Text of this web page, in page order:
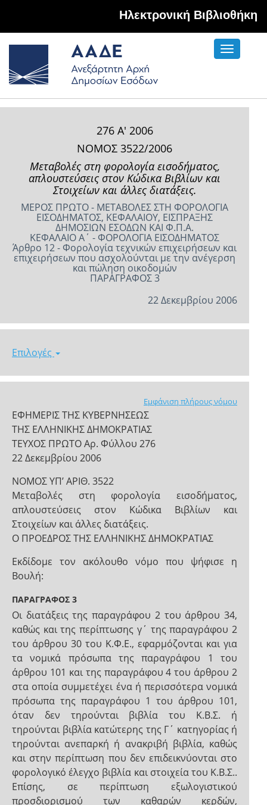
Hλεκτρονική Βιβλιοθήκη
Toggle
276 Α' 2006
ΝΟΜΟΣ 3522/2006
Μεταβολές στη φορολογία εισοδήματος,
απλουστεύσεις στον Κώδικα Βιβλίων και
Στοιχείων και άλλες διατάξεις.
ΜΕΡΟΣ ΠΡΩΤΟ - ΜΕΤΑΒΟΛΕΣ ΣΤΗ ΦΟΡΟΛΟΓΙΑ
ΕΙΣΟΔΗΜΑΤΟΣ, ΚΕΦΑΛΑΙΟΥ, ΕΙΣΠΡΑΞΗΣ
ΔΗΜΟΣΙΩΝ ΕΣΟΔΩΝ ΚΑΙ Φ.Π.Α.
ΚΕΦΑΛΑΙΟ A΄ - ΦΟΡΟΛΟΓΙΑ ΕΙΣΟΔΗΜΑΤΟΣ
Άρθρο 12 - Φορολογία τεχνικών επιχειρήσεων και
επιχειρήσεων που ασχολούνται με την ανέγερση
και πώληση οικοδομών
ΠΑΡΑΓΡΑΦΟΣ 3
22 Δεκεμβρίου 2006
Επιλογές
Εμφάνιση πλήρους νόμου
ΕΦΗΜΕΡΙΣ ΤΗΣ ΚΥΒΕΡΝΗΣΕΩΣ
ΤΗΣ ΕΛΛΗΝΙΚΗΣ ΔΗΜΟΚΡΑΤΙΑΣ
ΤΕΥΧΟΣ ΠΡΩΤΟ Αρ. Φύλλου 276
22 Δεκεμβρίου 2006
NOMOΣ ΥΠ’ ΑΡΙΘ. 3522
Μεταβολές στη φορολογία εισοδήματος,
απλουστεύσεις στον Κώδικα Βιβλίων και
Στοιχείων και άλλες διατάξεις.
Ο ΠΡΟΕΔΡΟΣ ΤΗΣ ΕΛΛΗΝΙΚΗΣ ΔΗΜΟΚΡΑΤΙΑΣ
Εκδίδομε τον ακόλουθο νόμο που ψήφισε η
Βουλή:
ΠΑΡΑΓΡΑΦΟΣ 3
Οι διατάξεις της παραγράφου 2 του άρθρου 34,
καθώς και της περίπτωσης γ΄ της παραγράφου 2
του άρθρου 30 του Κ.Φ.Ε., εφαρμόζονται και για
τα νομικά πρόσωπα της παραγράφου 1 του
άρθρου 101 και της παραγράφου 4 του άρθρου 2
στα οποία συμμετέχει ένα ή περισσότερα νομικά
πρόσωπα της παραγράφου 1 του άρθρου 101,
όταν δεν τηρούνται βιβλία του Κ.Β.Σ. ή
τηρούνται βιβλία κατώτερης της Γ΄ κατηγορίας ή
τηρούνται ανεπαρκή ή ανακριβή βιβλία, καθώς
και στην περίπτωση που δεν επιδεικνύονται στο
φορολογικό έλεγχο βιβλία και στοιχεία του Κ.Β.Σ..
Επίσης, σε περίπτωση εξωλογιστικού
προσδιορισμού των καθαρών κερδών,